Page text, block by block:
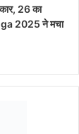
26 का
2025 ने मचा